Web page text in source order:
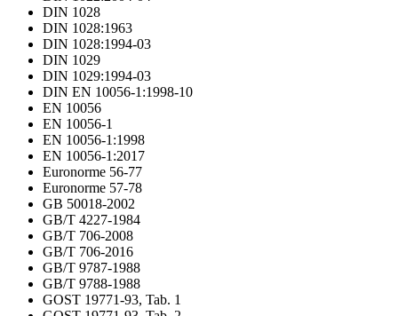
DIN 1028
DIN 1028:1963
DIN 1028:1994-03
DIN 1029
DIN 1029:1994-03
DIN EN 10056-1:1998-10
EN 10056
EN 10056-1
EN 10056-1:1998
EN 10056-1:2017
Euronorme 56-77
Euronorme 57-78
GB 50018-2002
GB/T 4227-1984
GB/T 706-2008
GB/T 706-2016
GB/T 9787-1988
GB/T 9788-1988
GOST 19771-93, Tab. 1